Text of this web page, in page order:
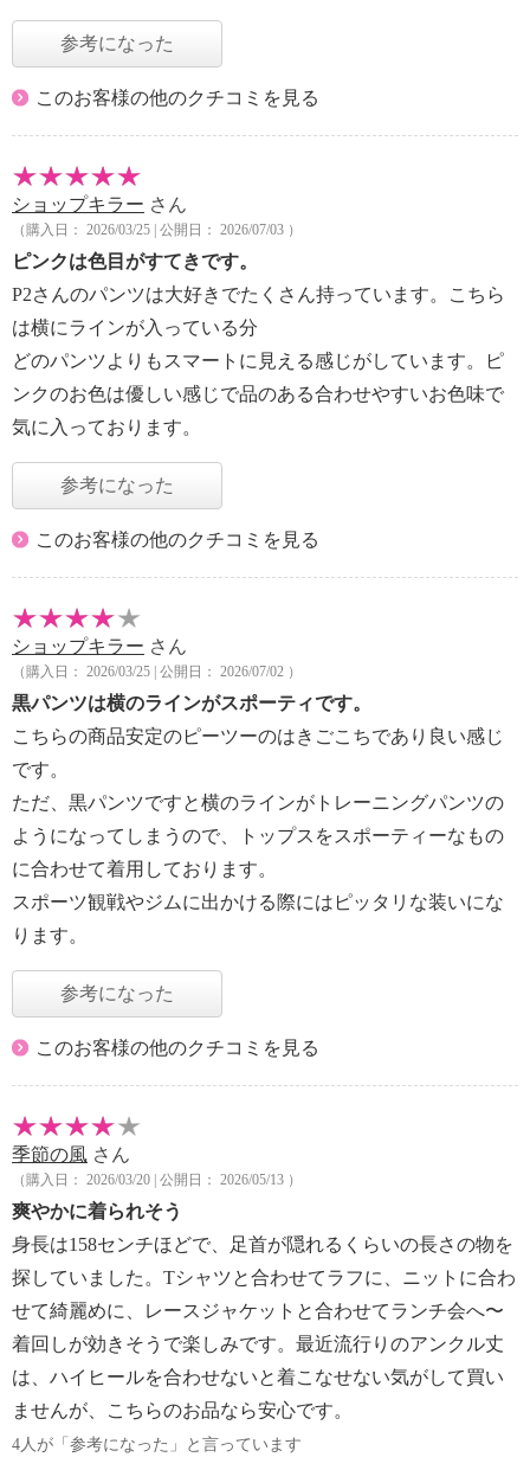
参考になった
このお客様の他のクチコミを見る
ショップキラー さん
（購入日： 2026/03/25 | 公開日： 2026/07/03 ）
ピンクは色目がすてきです。
P2さんのパンツは大好きでたくさん持っています。こちら
は横にラインが入っている分
どのパンツよりもスマートに見える感じがしています。ピ
ンクのお色は優しい感じで品のある合わせやすいお色味で
気に入っております。
参考になった
このお客様の他のクチコミを見る
ショップキラー さん
（購入日： 2026/03/25 | 公開日： 2026/07/02 ）
黒パンツは横のラインがスポーティです。
こちらの商品安定のピーツーのはきごこちであり良い感じ
です。
ただ、黒パンツですと横のラインがトレーニングパンツの
ようになってしまうので、トップスをスポーティーなもの
に合わせて着用しております。
スポーツ観戦やジムに出かける際にはピッタリな装いにな
ります。
参考になった
このお客様の他のクチコミを見る
季節の風 さん
（購入日： 2026/03/20 | 公開日： 2026/05/13 ）
爽やかに着られそう
身長は158センチほどで、足首が隠れるくらいの長さの物を
探していました。Tシャツと合わせてラフに、ニットに合わ
せて綺麗めに、レースジャケットと合わせてランチ会へ〜
着回しが効きそうで楽しみです。最近流行りのアンクル丈
は、ハイヒールを合わせないと着こなせない気がして買い
ませんが、こちらのお品なら安心です。
4人が「参考になった」と言っています